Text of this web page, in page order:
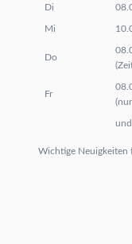
Di
Mi
Do
Fr
Wichtige Neuigkeiten